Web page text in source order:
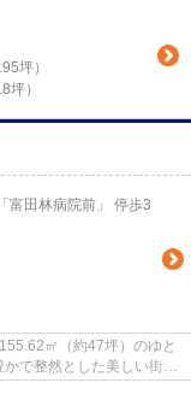
坪）
坪）
富田林病院前」 停歩3
㎡（約47坪）のゆと
で整然とした美しい街並